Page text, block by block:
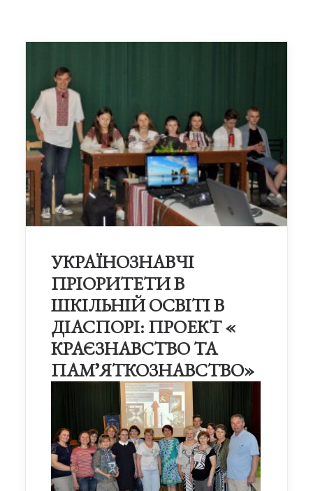
УКРАЇНОЗНАВЧІ
ПРІОРИТЕТИ В
ШКІЛЬНІЙ ОСВІТІ В
ДІАСПОРІ: ПРОЕКТ «
КРАЄЗНАВСТВО ТА
ПАМʼЯТКОЗНАВСТВО»